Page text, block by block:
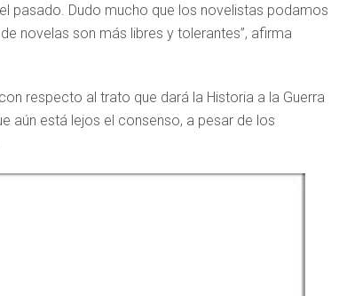
pasado. Dudo mucho que los novelistas podamos
novelas son más libres y tolerantes”, afirma
respecto al trato que dará la Historia a la Guerra
aún está lejos el consenso, a pesar de los